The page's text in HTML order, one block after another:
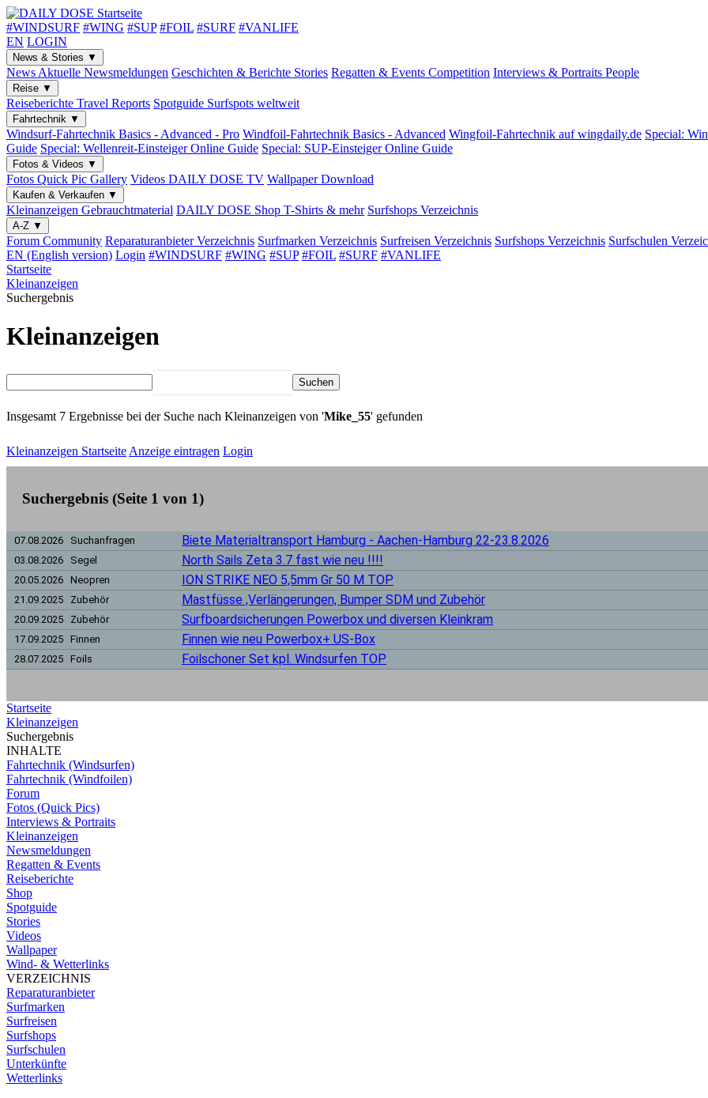
#WINDSURF #WING #SUP #FOIL #SURF #VANLIFE
EN LOGIN
News & Stories ▼
News Aktuelle Newsmeldungen Geschichten & Berichte Stories Regatten & Events Competition Interviews & Portraits People
Reise ▼
Reiseberichte Travel Reports Spotguide Surfspots weltweit
Fahrtechnik ▼
Windsurf-Fahrtechnik Basics - Advanced - Pro Windfoil-Fahrtechnik Basics - Advanced Wingfoil-Fahrtechnik auf wingdaily.de Special:
Guide Special: Wellenreit-EinsteigerOnline Guide Special: SUP-EinsteigerOnline Guide
Fotos & Videos ▼
Fotos Quick Pic Gallery Videos DAILY DOSE TV WallpaperDownload
Kaufen & Verkaufen ▼
Kleinanzeigen Gebrauchtmaterial DAILY DOSE Shop T-Shirts & mehr Surfshops Verzeichnis
A-Z ▼
Forum Community ReparaturanbieterVerzeichnis Surfmarken Verzeichnis Surfreisen Verzeichnis Surfshops Verzeichnis Surfschulen
EN (English version) Login #WINDSURF #WING #SUP #FOIL #SURF #VANLIFE
Startseite
Kleinanzeigen
Suchergebnis
Kleinanzeigen
Suchen
Insgesamt 7 Ergebnisse bei der Suche nach Kleinanzeigen von 'Mike_55' gefunden
Kleinanzeigen Startseite Anzeige eintragen Login
Suchergebnis (Seite 1 von 1)
07.08.2026 Suchanfragen Biete Materialtransport Hamburg - Aachen-Hamburg 22-23.8.2026
03.08.2026 Segel
North Sails Zeta 3.7 fast wie neu !!!!
20.05.2026 Neopren ION STRIKE NEO 5,5mm Gr 50 M TOP
21.09.2025 Zubehör Mastfüsse ,Verlängerungen, Bumper SDM und Zubehör
20.09.2025 Zubehör Surfboardsicherungen Powerbox und diversen Kleinkram
17.09.2025 Finnen Finnen wie neu Powerbox+ US-Box
28.07.2025 Foils Foilschoner Set kpl. Windsurfen TOP
Startseite
Kleinanzeigen
Suchergebnis
INHALTE
Fahrtechnik (Windsurfen)
Fahrtechnik (Windfoilen)
Forum
Fotos (Quick Pics)
Interviews & Portraits
Kleinanzeigen
Newsmeldungen
Regatten & Events
Reiseberichte
Shop
Spotguide
Stories
Videos
Wallpaper
Wind- & Wetterlinks
VERZEICHNIS
Reparaturanbieter
Surfmarken
Surfreisen
Surfshops
Surfschulen
Unterkünfte
Wetterlinks